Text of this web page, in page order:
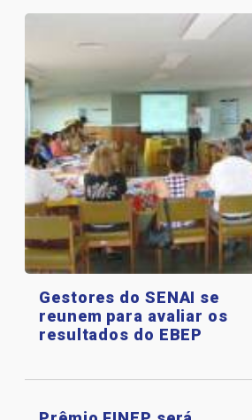
Gestores do SENAI se
reunem para avaliar os
resultados do EBEP